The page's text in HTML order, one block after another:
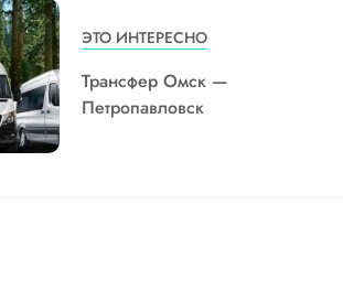
ЭТО ИНТЕРЕСНО
Трансфер Омск —
Петропавловск